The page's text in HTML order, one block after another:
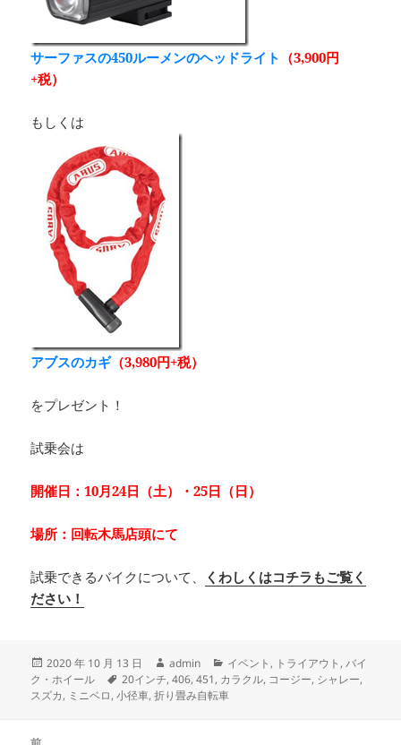
サーファスの450ルーメンのヘッドライト （3,900円
+税）
もしくは
アブスのカギ（3,980円+税）
をプレゼント！
試乗会は
開催日：10月24日（土）・25日（日）
場所：回転木馬店頭にて
試乗できるバイクについて、
くわしくはコチラもご覧く
ださい！
投
稿
日:
2020 年 10 月 13 日
作
成
者
admin
カ
テ
ゴ
イベント , トライアウト ,バイ
ク・ホイール
タ
グ
20インチ,406,451, カラクル, コージー, シャレー,
スズカ, ミニベロ,小径車,折り畳み自転車